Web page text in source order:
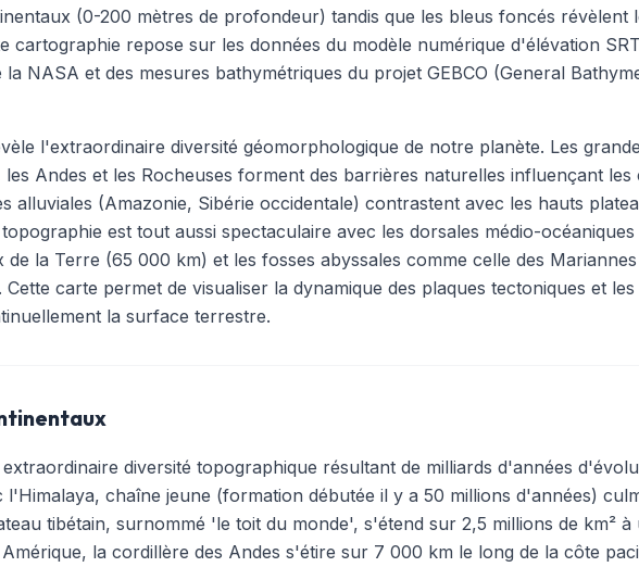
(0-200 mètres de profondeur) tandis que les bleus foncés révèlent
cartographie repose sur les données du modèle numérique d'élévation
NASA et des mesures bathymétriques du projet GEBCO (General
l'extraordinaire diversité géomorphologique de notre planète. Les
Andes et les Rocheuses forment des barrières naturelles influençant les
alluviales (Amazonie, Sibérie occidentale) contrastent avec les hauts
est tout aussi spectaculaire avec les dorsales médio-
la Terre (65 000 km) et les fosses abyssales comme celle des
carte permet de visualiser la dynamique des plaques tectoniques et
la surface terrestre.
diversité topographique résultant de milliards d'années
l'Himalaya, chaîne jeune (formation débutée il y a 50 millions d'années)
tibétain, surnommé 'le toit du monde', s'étend sur 2,5 millions de km² à
la cordillère des Andes s'étire sur 7 000 km le long de la côte